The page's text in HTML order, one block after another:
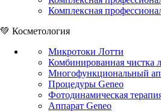
Комплексная
💚 Косметология
Микротоки Лотти
Комбинированная чистка
Многофункциональный
Процедуры Geneo
Фотодинамическая
Аппарат Geneo